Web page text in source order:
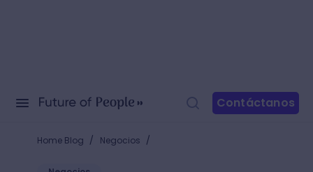
Contáctanos
Home Blog / Negocios /